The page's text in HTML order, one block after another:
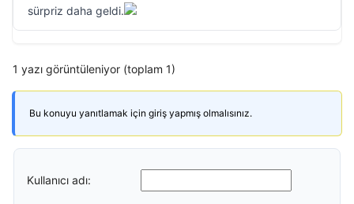
sürpriz daha geldi.
1 yazı görüntüleniyor (toplam 1)
Bu konuyu yanıtlamak için giriş yapmış olmalısınız.
Kullanıcı adı: